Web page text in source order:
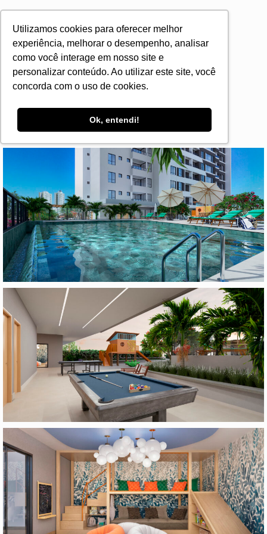
Utilizamos cookies para oferecer melhor
experiência, melhorar o desempenho, analisar
como você interage em nosso site e
personalizar conteúdo. Ao utilizar este site, você
concorda com o uso de cookies.
Ok, entendi!
Lazer para
todos os
gostos
desfrutar com toda a família e amigos.